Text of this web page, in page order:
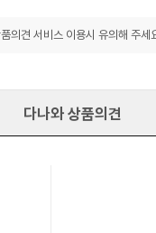
의견 서비스 이용시 유의해 주세
다나와 상품의견